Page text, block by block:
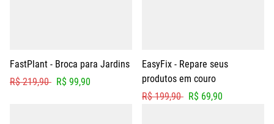
FastPlant - Broca para Jardins
R$ 219,90 R$ 99,90
EasyFix - Repare seus
produtos em couro
R$ 199,90 R$ 69,90